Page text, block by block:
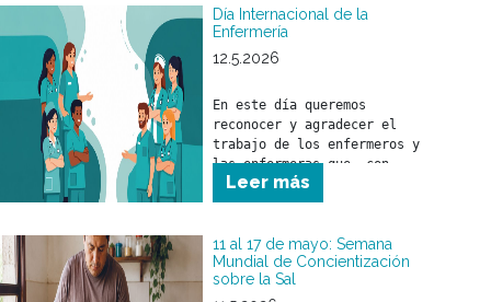
Día Internacional de la
Enfermería
12.5.2026
En este día queremos
reconocer y agradecer el
trabajo de los enfermeros y
las enfermeras que, con
responsabilidad, compromiso y
profesionalismo, brindan
beneficiarios.
A quienes forman parte de
Leer más
11 al 17 de mayo: Semana
Mundial de Concientización
sobre la Sal